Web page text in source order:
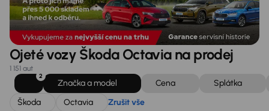
Ojeté vozy Škoda Octavia na prodej
1 151 aut
2
Značka a model Cena
Splátka
Škoda
Octavia Zrušit vše